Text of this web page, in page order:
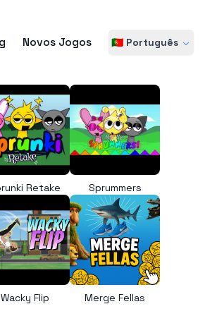
Novos Jogos 🇵🇹 Português
Retake Sprummers
Wacky Flip Merge Fellas